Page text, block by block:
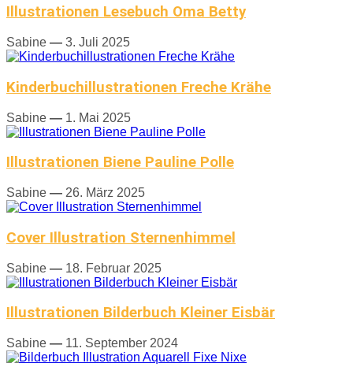
Illustrationen Lesebuch Oma Betty
Sabine — 3. Juli 2025
Kinderbuchillustrationen Freche Krähe
Sabine — 1. Mai 2025
Illustrationen Biene Pauline Polle
Sabine — 26. März 2025
Cover Illustration Sternenhimmel
Sabine — 18. Februar 2025
Illustrationen Bilderbuch Kleiner Eisbär
Sabine — 11. September 2024